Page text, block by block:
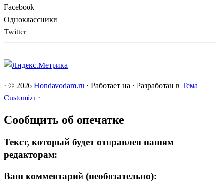
Facebook
Одноклассники
Twitter
· © 2026 Hondavodam.ru · Работает на · Разработан в Тема
Customizr ·
Сообщить об опечатке
Текст, который будет отправлен нашим
редакторам:
Ваш комментарий (необязательно):